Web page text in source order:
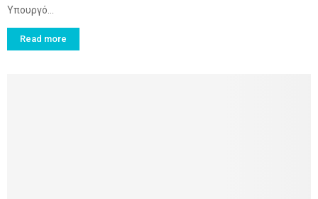
Υπουργό...
Read more